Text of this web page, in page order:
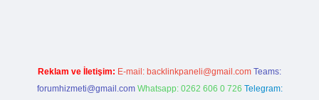
Reklam ve İletişim: E-mail: backlinkpaneli@gmail.com Teams:
forumhizmeti@gmail.com Whatsapp: 0262 606 0 726 Telegram: